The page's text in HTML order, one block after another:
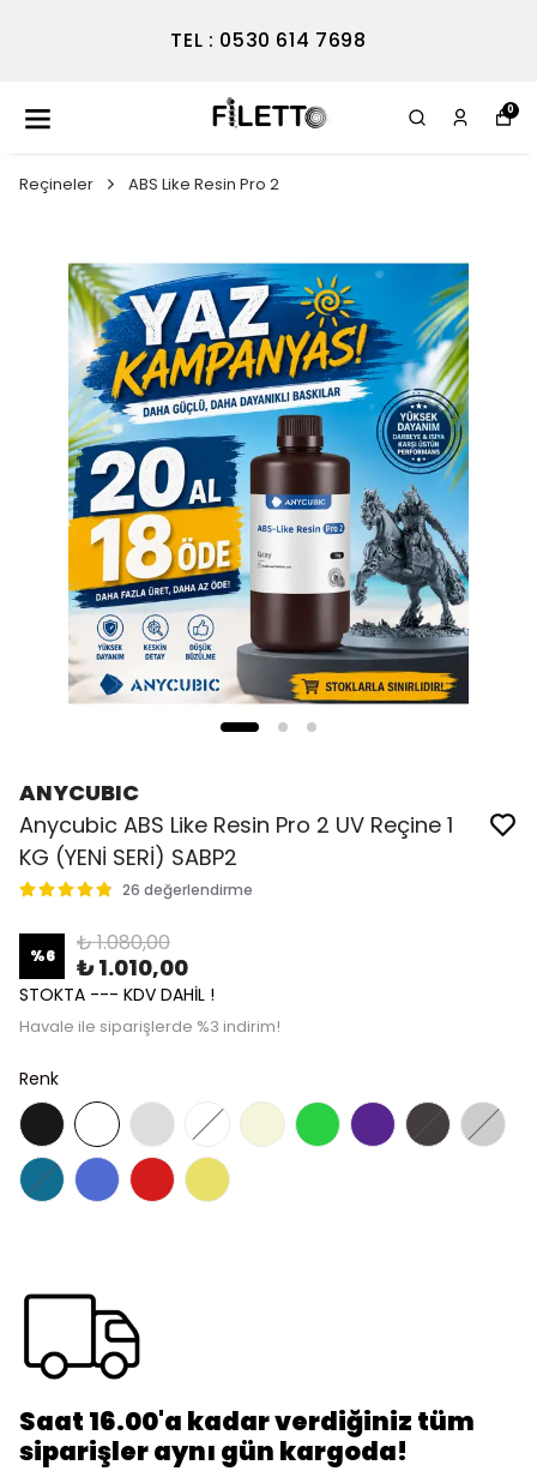
TEL : 0530 614 7698
0
Reçineler ABS Like Resin Pro 2
ANYCUBIC
Anycubic ABS Like Resin Pro 2 UV Reçine 1
KG (YENİ SERİ) SABP2
26 değerlendirme
%6 ₺ 1.080,00
₺ 1.010,00
STOKTA --- KDV DAHİL !
Havale ile siparişlerde %3 indirim!
Renk
Saat 16.00'a kadar verdiğiniz tüm
siparişler aynı gün kargoda!